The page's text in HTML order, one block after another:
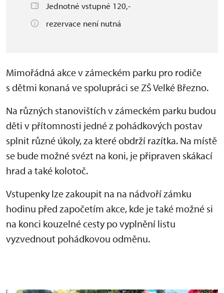
Jednotné vstupné 120,-
rezervace není nutná
Mimořádná akce v zámeckém parku pro rodiče
s dětmi konaná ve spolupráci se ZŠ Velké Březno.
Na různých stanovištích v zámeckém parku budou
děti v přítomnosti jedné z pohádkových postav
splnit různé úkoly, za které obdrží razítka. Na místě
se bude možné svézt na koni, je připraven skákací
hrad a také kolotoč.
Vstupenky lze zakoupit na na nádvoří zámku
hodinu před započetím akce, kde je také možné si
na konci kouzelné cesty po vyplnění listu
vyzvednout pohádkovou odměnu.